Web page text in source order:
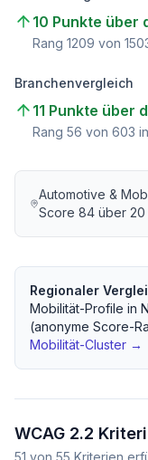
10 Punkte über
Rang 1209 von
Branchenvergleich
11 Punkte über
Rang 56 von 603
Automotive &
Score84 über20
Regionaler
Mobilität-Profile in
(anonyme Score-
Mobilität-Cluster →
WCAG 2.2
51 von 55 Kriterien